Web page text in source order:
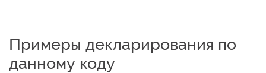
Примеры декларирования по
данному коду